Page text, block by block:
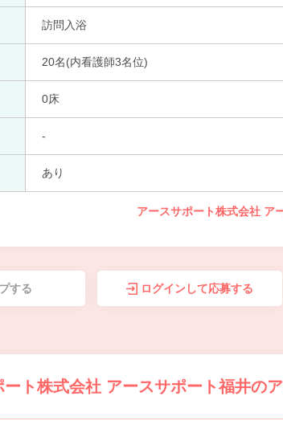
訪問入浴
20名(内看護師3名位)
0床
-
あり
アースサポート株式会社 ア
する ログインして応募する
ート株式会社 アースサポート福井の